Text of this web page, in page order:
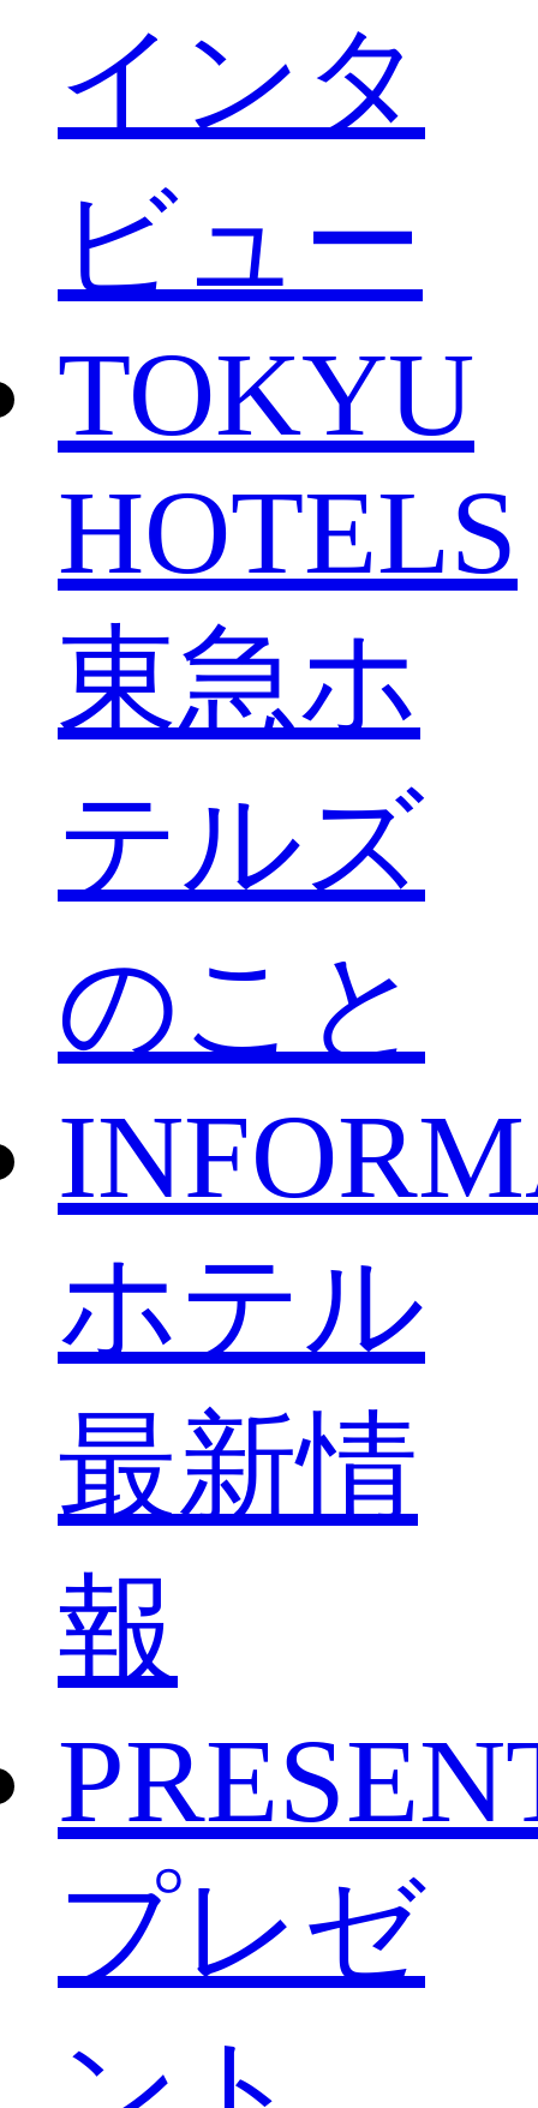
インタ
ビュー
TOKYU
HOTELS
東急ホ
テルズ
のこと
ホテル
最新情
報
プレゼ